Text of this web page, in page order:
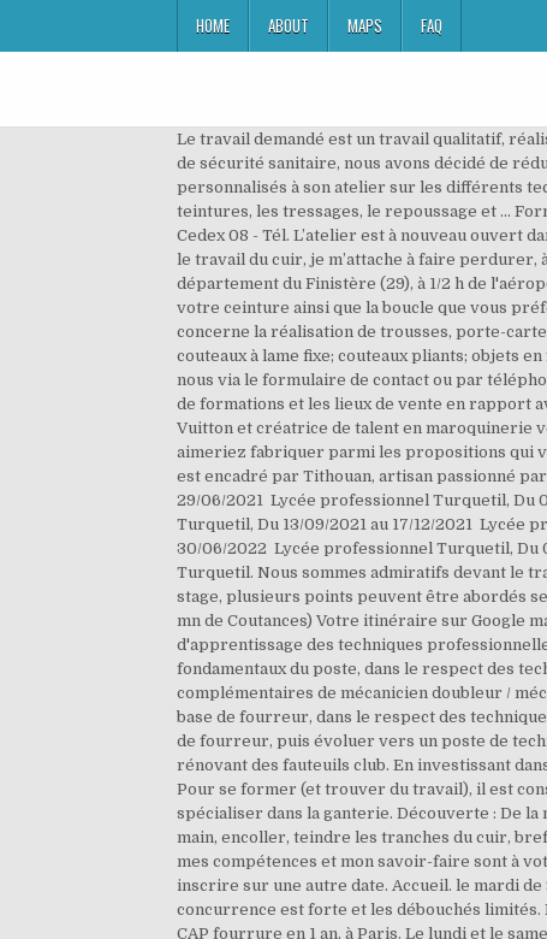
HOME ABOUT MAPS FAQ
Le travail demandé est un travail qualitatif, réalisé dans les règles de l’art. Contenu du stage loisir. En période de transition et afin d'offrir les meilleures conditions de sécurité sanitaire, nous avons décidé de réduire le nombre de participants à 5 personnes. Formation Eric Deneken - artisan d'art vous propose des stages cuir personnalisés à son atelier sur les différents techniques du travail du cuir: la reconnaissance des types de cuir, des outils, la découpe, la couture point sellier, les teintures, les tressages, le repoussage et … Formation professionnelle pour adultes. Conseil National du Cuir - 105, rue du faubourg Saint-Honoré - 75373 PARIS Cedex 08 - Tél. L’atelier est à nouveau ouvert dans les horaires habituels mais pour celles et ceux qui le souhaitent, le click and collect reste possible. Passionné par le travail du cuir, je m’attache à faire perdurer, à travers mon activité, un savoir-faire artisanal. La forge est située en Bretagne, sur la commune de Saint-Nic dans le département du Finistère (29), à 1/2 h de l'aéroport et la gare SNCF de Quimper. Atelier de formation professionnelle pour adultes. Vous choisissez la largeur de votre ceinture ainsi que la boucle que vous préférez. Les grandes marques de luxe recherchent régulièrement des professionnels de la petite maroquinerie (qui concerne la réalisation de trousses, porte-cartes, porte-monnaie, porte-chéquier...). Vous trouverez sur la boutique en ligne une vue générale de la production : couteaux à lame fixe; couteaux pliants; objets en fer forgé de type médiéval; accessoires en cuir; autres réalisations; matériel de forge et coutellerie. Contactez-nous via le formulaire de contact ou par téléphone au 02 14 14 78 69. Retrouvez l’annuaire des artisans de la région Grand Est, les principaux centres de ressources, de formations et les lieux de vente en rapport avec les métiers d’art. Elle se retrouve notamment dans la maroquinerie et l'horlogerie. Félicie, ancienne de chez Vuitton et créatrice de talent en maroquinerie vous propose de créer votre premier sac en cuir comme les pros. Puis vous choisissez l’objet en cuir que vous aimeriez fabriquer parmi les propositions qui vous sont faites (*). Découvrir un métier : forgeron et travailler l’acier, le bois et le cuir tout cela en 3 jours. Le stage est encadré par Tithouan, artisan passionné par le travail du cuir. Cliquez sur le bouton lecture pour découvrir la vidéo Métiers du cuir, Du 26/01/2021 au 29/06/2021 Lycée professionnel Turquetil, Du 01/03/2021 au 29/05/2021 Lycée professionnel Turquetil, Du 13/09/2021 au 17/12/2022 Lycée professionnel Turquetil, Du 13/09/2021 au 17/12/2021 Lycée professionnel Turquetil, Du 04/10/2021 au 31/05/2022 Lycée professionnel Turquetil, Du 11/10/2021 au 30/06/2022 Lycée professionnel Turquetil, Du 02/11/2021 au 30/06/2022 Lycée professionnel Turquetil, Du 01/09/2021